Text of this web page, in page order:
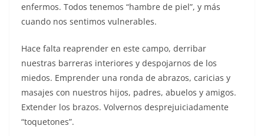
enfermos. Todos tenemos “hambre de piel”, y más
cuando nos sentimos vulnerables.
Hace falta reaprender en este campo, derribar
nuestras barreras interiores y despojarnos de los
miedos. Emprender una ronda de abrazos, caricias y
masajes con nuestros hijos, padres, abuelos y amigos.
Extender los brazos. Volvernos desprejuiciadamente
“toquetones”.